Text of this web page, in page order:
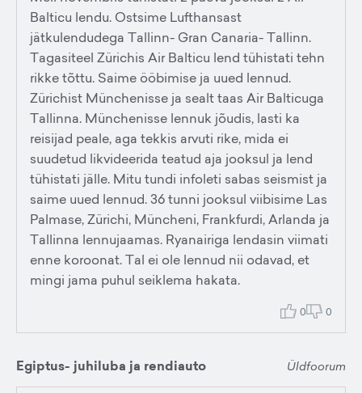
Balticu lendu. Ostsime Lufthansast
jätkulendudega Tallinn- Gran Canaria- Tallinn.
Tagasiteel Zürichis Air Balticu lend tühistati tehn
rikke tõttu. Saime ööbimise ja uued lennud.
Zürichist Münchenisse ja sealt taas Air Balticuga
Tallinna. Münchenisse lennuk jõudis, lasti ka
reisijad peale, aga tekkis arvuti rike, mida ei
suudetud likvideerida teatud aja jooksul ja lend
tühistati jälle. Mitu tundi infoleti sabas seismist ja
saime uued lennud. 36 tunni jooksul viibisime Las
Palmase, Zürichi, Müncheni, Frankfurdi, Arlanda ja
Tallinna lennujaamas. Ryanairiga lendasin viimati
enne koroonat. Tal ei ole lennud nii odavad, et
mingi jama puhul seiklema hakata.
0 0
Egiptus- juhiluba ja rendiauto Üldfoorum